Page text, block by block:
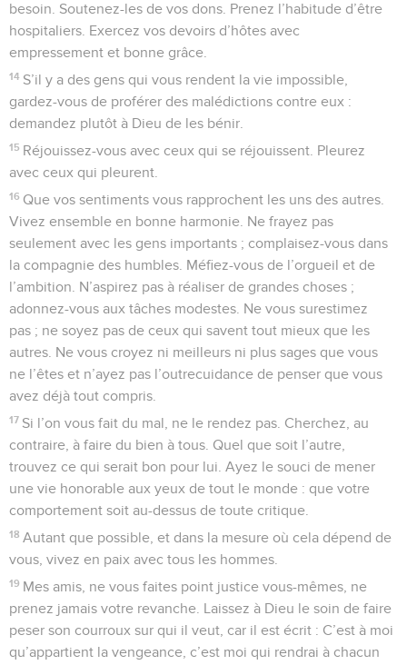
besoin. Soutenez-les de vos dons. Prenez l’habitude d’être
hospitaliers. Exercez vos devoirs d’hôtes avec
empressement et bonne grâce.
14 S’il y a des gens qui vous rendent la vie impossible,
gardez-vous de proférer des malédictions contre eux :
demandez plutôt à Dieu de les bénir.
15 Réjouissez-vous avec ceux qui se réjouissent. Pleurez
avec ceux qui pleurent.
16 Que vos sentiments vous rapprochent les uns des autres.
Vivez ensemble en bonne harmonie. Ne frayez pas
seulement avec les gens importants ; complaisez-vous dans
la compagnie des humbles. Méfiez-vous de l’orgueil et de
l’ambition. N’aspirez pas à réaliser de grandes choses ;
adonnez-vous aux tâches modestes. Ne vous surestimez
pas ; ne soyez pas de ceux qui savent tout mieux que les
autres. Ne vous croyez ni meilleurs ni plus sages que vous
ne l’êtes et n’ayez pas l’outrecuidance de penser que vous
avez déjà tout compris.
17 Si l’on vous fait du mal, ne le rendez pas. Cherchez, au
contraire, à faire du bien à tous. Quel que soit l’autre,
trouvez ce qui serait bon pour lui. Ayez le souci de mener
une vie honorable aux yeux de tout le monde : que votre
comportement soit au-dessus de toute critique.
18 Autant que possible, et dans la mesure où cela dépend de
vous, vivez en paix avec tous les hommes.
19 Mes amis, ne vous faites point justice vous-mêmes, ne
prenez jamais votre revanche. Laissez à Dieu le soin de faire
peser son courroux sur qui il veut, car il est écrit : C’est à moi
qu’appartient la vengeance, c’est moi qui rendrai à chacun